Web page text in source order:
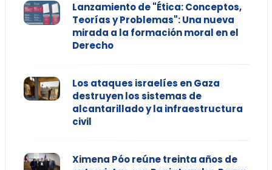
Lanzamiento de "Ética: Conceptos,
Teorías y Problemas": Una nueva
mirada a la formación moral en el
Derecho
Los ataques israelíes en Gaza
destruyen los sistemas de
alcantarillado y la infraestructura
civil
Ximena Póo reúne treinta años de